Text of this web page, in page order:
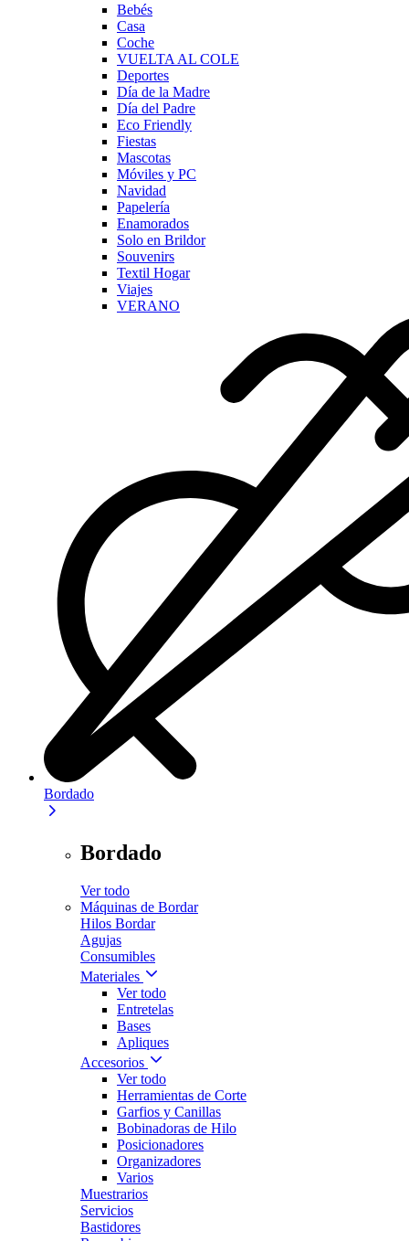
Bebés
Casa
Coche
VUELTA AL COLE
Deportes
Día de la Madre
Día del Padre
Eco Friendly
Fiestas
Mascotas
Móviles y PC
Navidad
Papelería
Enamorados
Solo en Brildor
Souvenirs
Textil Hogar
Viajes
VERANO
Bordado
Bordado
Ver todo
Máquinas de Bordar
Hilos Bordar
Agujas
Consumibles
Materiales
Ver todo
Entretelas
Bases
Apliques
Accesorios
Ver todo
Herramientas de Corte
Garfios y Canillas
Bobinadoras de Hilo
Posicionadores
Organizadores
Varios
Muestrarios
Servicios
Bastidores